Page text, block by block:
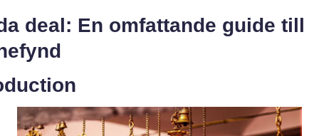
deal: En omfattande guide till